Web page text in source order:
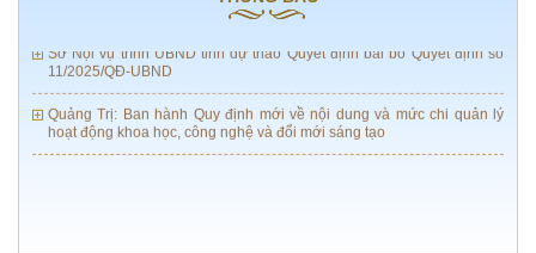
11/2025/QĐ-UBND
Quảng Trị: Ban hành Quy định mới về nội dung và mức chi quản lý
hoạt động khoa học, công nghệ và đổi mới sáng tạo